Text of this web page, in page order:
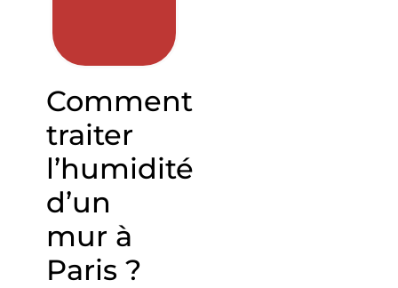
Comment
traiter
l’humidité
d’un
mur à
Paris ?